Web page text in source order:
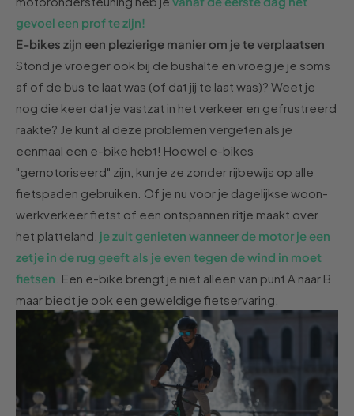
gevoel een prof te zijn!
E-bikes zijn een plezierige manier om je te verplaatsen
Stond je vroeger ook bij de bushalte en vroeg je je soms
af of de bus te laat was (of dat jij te laat was)? Weet je
nog die keer dat je vastzat in het verkeer en gefrustreerd
raakte? Je kunt al deze problemen vergeten als je
eenmaal een e-bike hebt! Hoewel e-bikes
"gemotoriseerd" zijn, kun je ze zonder rijbewijs op alle
fietspaden gebruiken. Of je nu voor je dagelijkse woon-
werkverkeer fietst of een ontspannen ritje maakt over
het platteland, je zult genieten wanneer de motor je een
zetje in de rug geeft als je even tegen de wind in moet
fietsen Een e-bike brengt je niet alleen van punt A naar B
maar biedt je ook een geweldige fietservaring.